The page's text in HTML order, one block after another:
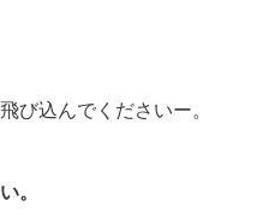
び込んでくださいー。
。